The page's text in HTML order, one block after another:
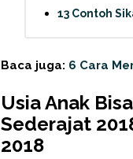
13 Contoh
Baca juga: 6 Cara
Usia Anak
Sederajat
2018